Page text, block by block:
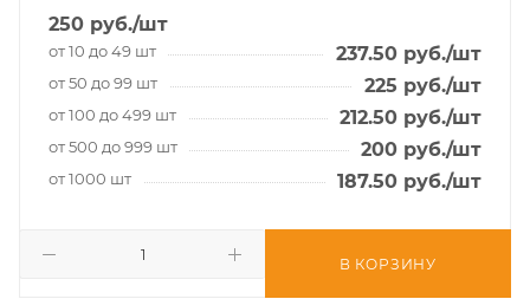
250 руб./шт
от 10 до 49 шт 237.50 руб./шт
от 50 до 99 шт 225 руб./шт
от 100 до 499 шт 212.50 руб./шт
от 500 до 999 шт 200 руб./шт
от 1000 шт 187.50 руб./шт
В КОРЗИНУ